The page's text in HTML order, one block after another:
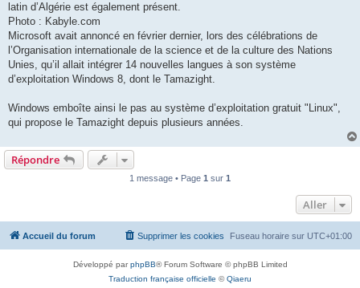
latin d’Algérie est également présent.
Photo : Kabyle.com
Microsoft avait annoncé en février dernier, lors des célébrations de
l’Organisation internationale de la science et de la culture des Nations
Unies, qu’il allait intégrer 14 nouvelles langues à son système
d’exploitation Windows 8, dont le Tamazight.
Windows emboîte ainsi le pas au système d’exploitation gratuit "Linux",
qui propose le Tamazight depuis plusieurs années.
Répondre
1 message • Page 1 sur 1
Aller
Accueil du forum Fuseau horaire sur UTC+01:00
Supprimer les cookies
Développé parphpBB® Forum Software © phpBB Limited
Traduction française officielle ©Qiaeru